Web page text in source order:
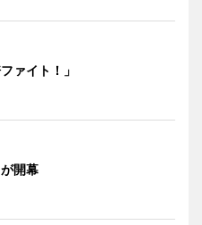
ァイト！」
開幕